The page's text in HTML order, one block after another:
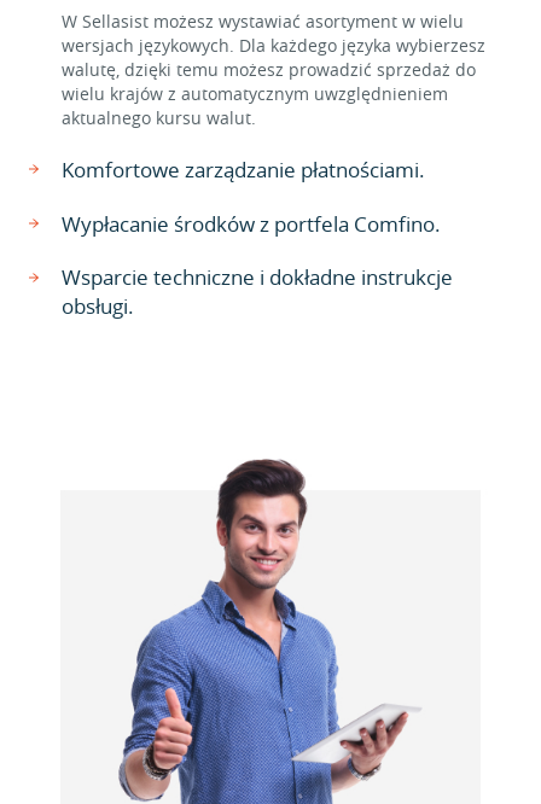
W Sellasist możesz wystawiać asortyment w wielu
wersjach językowych. Dla każdego języka wybierzesz
walutę, dzięki temu możesz prowadzić sprzedaż do
wielu krajów z automatycznym uwzględnieniem
aktualnego kursu walut.
Komfortowe zarządzanie płatnościami.
Wypłacanie środków z portfela Comfino.
Wsparcie techniczne i dokładne instrukcje
obsługi.